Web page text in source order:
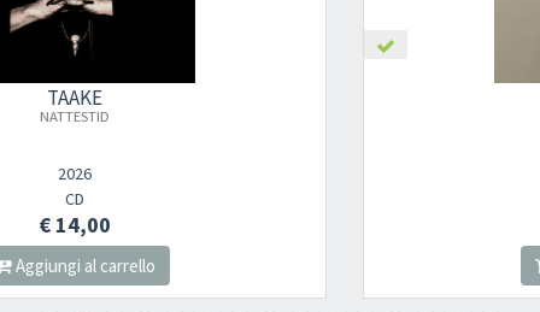
Newsletter
Iscriviti alla newsletter di
delle novità, degli ultimi arrivi in negozio e delle promozioni attive!